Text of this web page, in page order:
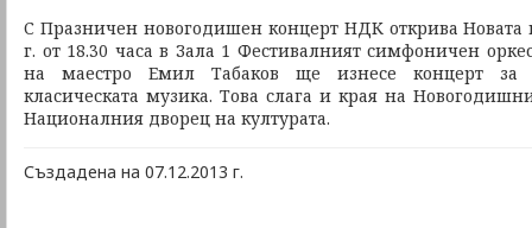
С Празничен новогодишен концерт НДК открива Новата
г. от 18.30 часа в Зала 1 Фестивалният симфоничен
на маестро Емил Табаков ще изнесе концерт за
класическата музика. Това слага и края на
Националния дворец на културата.
Създадена на 07.12.2013 г.